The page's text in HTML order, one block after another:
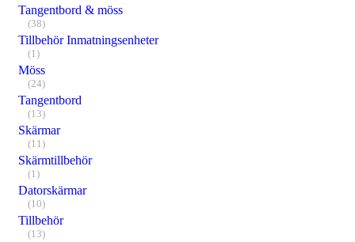
Tangentbord & möss
(38)
Tillbehör Inmatningsenheter
(1)
Möss
(24)
Tangentbord
(13)
Skärmar
(11)
Skärmtillbehör
(1)
Datorskärmar
(10)
Tillbehör
(13)